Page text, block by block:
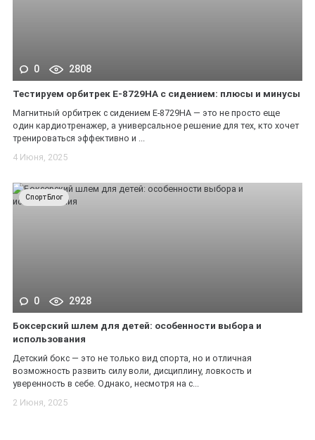
0 2808
Тестируем орбитрек E-8729HA с сидением: плюсы и минусы
Магнитный орбитрек с сидением E-8729HA — это не просто еще
один кардиотренажер, а универсальное решение для тех, кто хочет
тренироваться эффективно и ...
4 Июня, 2025
СпортБлог
0 2928
Боксерский шлем для детей: особенности выбора и
использования
Детский бокс — это не только вид спорта, но и отличная
возможность развить силу воли, дисциплину, ловкость и
уверенность в себе. Однако, несмотря на с...
2 Июня, 2025